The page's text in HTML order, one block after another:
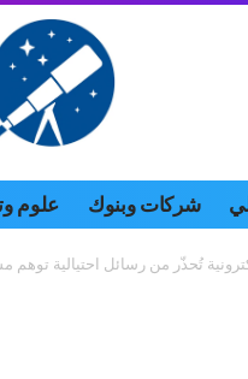
شركات وبنوك علوم
تُحذّر من رسائل احتيالية توهم